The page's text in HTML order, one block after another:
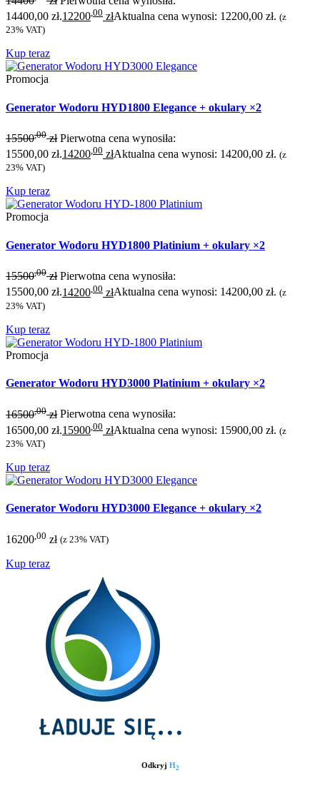
14400,00 zł.12200 ,00 złAktualna cena wynosi: 12200,00 zł. (z
23% VAT)
Kup teraz
Promocja
Generator Wodoru HYD1800 Elegance + okulary ×2
15500,00 zł Pierwotna cena wynosiła:
15500,00 zł.14200,00 złAktualna cena wynosi: 14200,00 zł. (z
23% VAT)
Kup teraz
Promocja
Generator Wodoru HYD1800 Platinium + okulary ×2
15500,00 zł Pierwotna cena wynosiła:
15500,00 zł.14200 ,00 złAktualna cena wynosi: 14200,00 zł. (z
23% VAT)
Kup teraz
Promocja
Generator Wodoru HYD3000 Platinium + okulary ×2
16500,00 zł Pierwotna cena wynosiła:
16500,00 zł.15900 ,00 złAktualna cena wynosi: 15900,00 zł. (z
23% VAT)
Kup teraz
Generator Wodoru HYD3000 Elegance + okulary ×2
16200 ,00 zł (z 23% VAT)
Kup teraz
Odkryj H2